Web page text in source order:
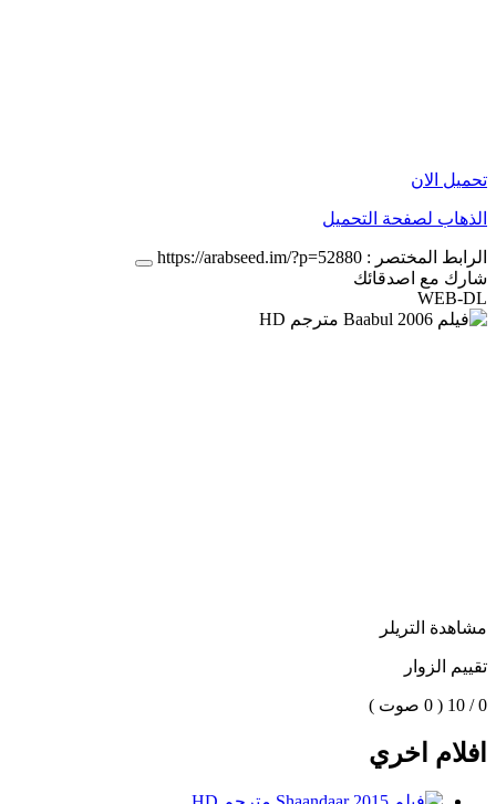
تحميل الان
الذهاب لصفحة التحميل
الرابط المختصر : https://arabseed.im/?p=52880
شارك مع اصدقائك
WEB-DL
مشاهدة التريلر
تقييم الزوار
0 / 10 ( 0 صوت )
افلام اخري